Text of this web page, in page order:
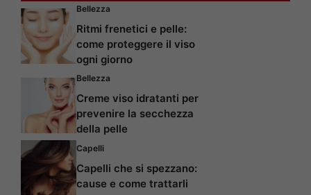
Bellezza
Ritmi frenetici e pelle:
come proteggere il viso
ogni giorno
Bellezza
Creme viso idratanti per
prevenire la secchezza
della pelle
Capelli
Capelli che si spezzano:
cause e come trattarli